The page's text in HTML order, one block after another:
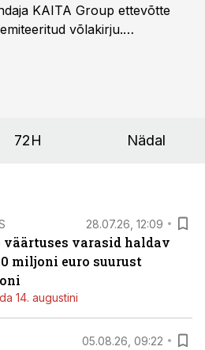
KAITA Group ettevõtte
võlakirju.
72H Nädal
28.07.26, 12:09
väärtuses varasid haldav
miljoni euro suurust
14. augustini
05.08.26, 09:22